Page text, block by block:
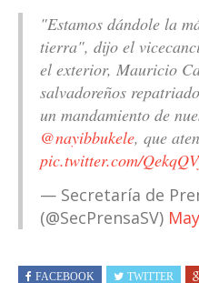
"Estamos dándole la
tierra", dijo el
el exterior, Mauricio
salvadoreños
un mandamiento de
@nayibbukele, que
pic.twitter.com/
— Secretaría de
(@SecPrensaSV)
FACEBOOK TWITTER